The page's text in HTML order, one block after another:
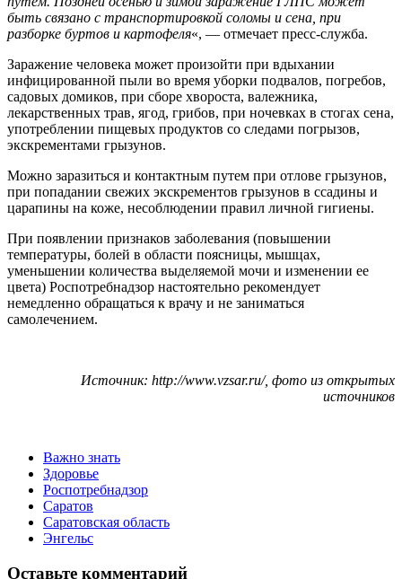
быть связано с транспортировкой соломы и сена, при
разборке буртов и картофеля«, — отмечает пресс-служба.
Заражение человека может произойти при вдыхании
инфицированной пыли во время уборки подвалов, погребов,
садовых домиков, при сборе хвороста, валежника,
лекарственных трав, ягод, грибов, при ночевках в стогах сена,
употреблении пищевых продуктов со следами погрызов,
экскрементами грызунов.
Можно заразиться и контактным путем при отлове грызунов,
при попадании свежих экскрементов грызунов в ссадины и
царапины на коже, несоблюдении правил личной гигиены.
При появлении признаков заболевания (повышении
температуры, болей в области поясницы, мышцах,
уменьшении количества выделяемой мочи и изменении ее
цвета) Роспотребнадзор настоятельно рекомендует
немедленно обращаться к врачу и не заниматься
самолечением.
Источник: http://www.vzsar.ru/, фото из открытых
источников
Важно знать
Здоровье
Роспотребнадзор
Саратов
Саратовская область
Энгельс
Оставьте комментарий